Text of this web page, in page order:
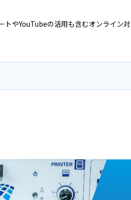
トやYouTubeの活用も含むオンライン